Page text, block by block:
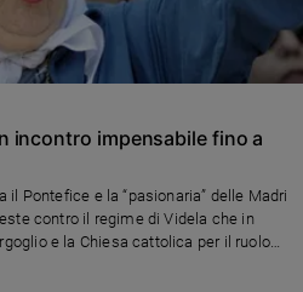
incontro impensabile fino a
il Pontefice e la “pasionaria” delle Madri
contro il regime di Videla che in
e la Chiesa cattolica per il ruolo
militare. Poi l’ammissione di essersi